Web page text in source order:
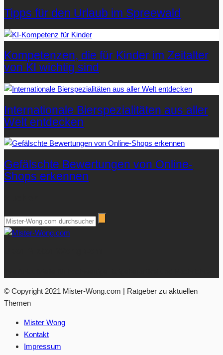
Tipps für den Urlaub im Spreewald
Kompetenzen, die für Kinder im Zeitalter
von KI wichtig sind
Internationale Bierspezialitäten aus aller
Welt entdecken
Gefälschte Bewertungen von Online-
Shops erkennen
© Copyright 2021 Mister-Wong.com | Ratgeber zu aktuellen
Themen
Mister Wong
Kontakt
Impressum